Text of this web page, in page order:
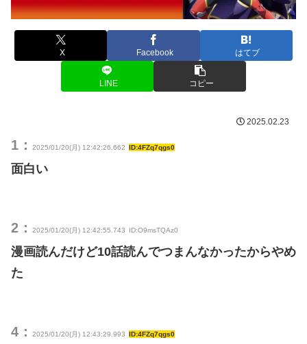
X Facebook はてブ
LINE コピー
2025.02.23
1： 2025/01/20(月) 12:42:26.662 ID:4FZq7qgs0
面白い
2： 2025/01/20(月) 12:42:55.743 ID:O9msTQAz0
漫画読んだけど10話読んでつまんなかったからやめ
た
4： 2025/01/20(月) 12:43:29.993 ID:4FZq7qgs0